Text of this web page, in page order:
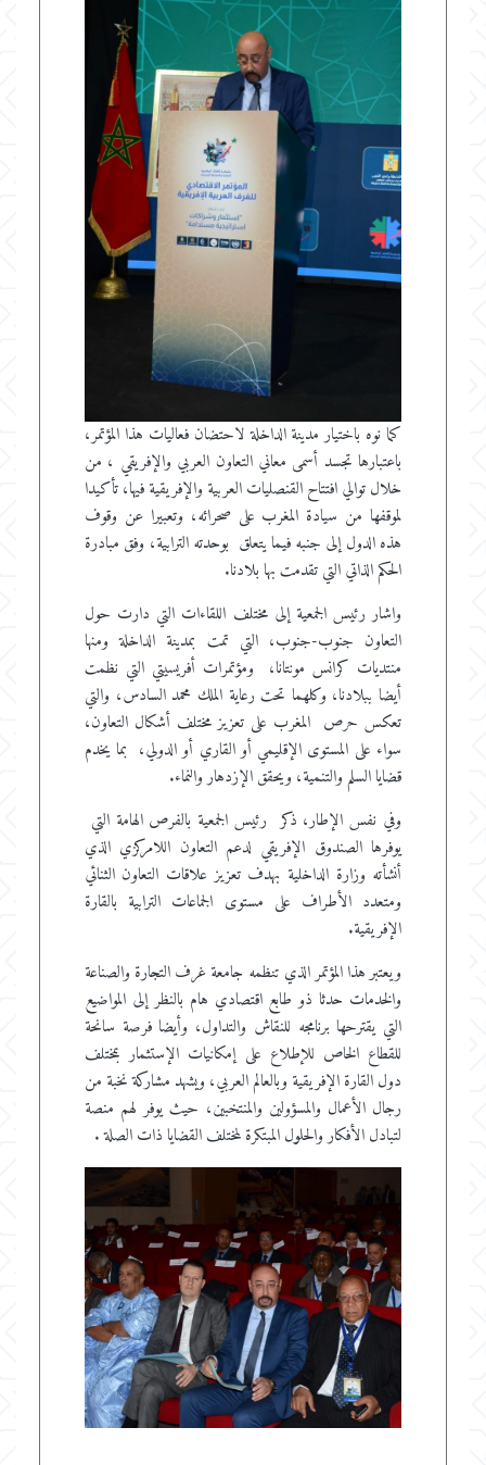
كما نوه باختيار مدينة الداخلة لاحتضان فعاليات هذا المؤتمر،
باعتبارها تجسد أسمى معاني التعاون العربي والإفريقي ، من
خلال توالي افتتاح القنصليات العربية والإفريقية فيها، تأكيدا
لموقفها من سيادة المغرب على صحرائه، وتعبيرا عن وقوف
هذه الدول إلى جنبه فيما يتعلق بوحدته الترابية، وفق مبادرة
الحكم الذاتي التي تقدمت بها بلادنا.
واشار رئيس الجمعية إلى مختلف اللقاءات التي دارت حول
التعاون جنوب-جنوب، التي تمت بمدينة الداخلة ومنها
منتديات كرانس مونتانا، ومؤتمرات أفريسيتي التي نظمت
أيضا ببلادنا، وكلهما تحت رعاية الملك محمد السادس، والتي
تعكس حرص المغرب على تعزيز مختلف أشكال التعاون،
سواء على المستوى الإقليمي أو القاري أو الدولي، بما يخدم
قضايا السلم والتنمية، ويحقق الإزدهار والنماء.
وفي نفس الإطار، ذكر رئيس الجمعية بالفرص الهامة التي
يوفرها الصندوق الإفريقي لدعم التعاون اللامركزي الذي
أنشأته وزارة الداخلية بهدف تعزيز علاقات التعاون الثنائي
ومتعدد الأطراف على مستوى الجماعات الترابية بالقارة
الإفريقية.
ويعتبر هذا المؤتمر الذي تنظمه جامعة غرف التجارة والصناعة
والخدمات حدثا ذو طابع اقتصادي هام بالنظر إلى المواضيع
التي يقترحها برنامجه للنقاش والتداول، وأيضا فرصة سانحة
للقطاع الخاص للإطلاع على إمكانيات الإستثمار بمختلف
دول القارة الإفريقية وبالعالم العربي، ويشهد مشاركة نخبة من
رجال الأعمال والمسؤولين والمنتخبين، حيث يوفر لهم منصة
لتبادل الأفكار والحلول المبتكرة لمختلف القضايا ذات الصلة .